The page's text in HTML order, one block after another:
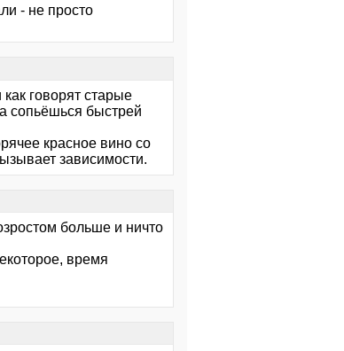
- не просто
говорят старые
сопьёшься быстрей
красное вино со
зависимости.
больше и ничто
время